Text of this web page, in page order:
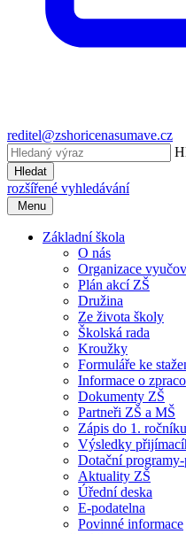
reditel@zshoricenasumave.cz
Hledat
rozšířené vyhledávání
Menu
Základní škola
O nás
Organizace
Plán akcí ZŠ
Družina
Ze života školy
Školská rada
Kroužky
Formuláře ke
Informace o
Dokumenty ZŠ
Partneři ZŠ a MŠ
Zápis do 1.
Výsledky
Dotační
Aktuality ZŠ
Úřední deska
E-podatelna
Povinné informace